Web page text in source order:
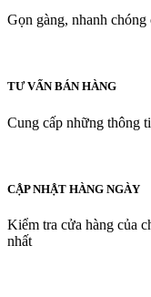
Gọn gàng, nhanh
TƯ VẤN BÁN HÀNG
Cung cấp những thông
CẬP NHẬT HÀNG NGÀY
Kiểm tra cửa hàng của
nhất